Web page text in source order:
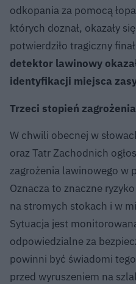
odkopania za pomocą
których doznał, okazały
potwierdziło tragiczny
detektor lawinowy
identyfikacji miejsca
Trzeci stopień
W chwili obecnej w
oraz Tatr Zachodnich
zagrożenia lawinowego w
Oznacza to znaczne
na stromych stokach i w
Sytuacja jest
odpowiedzialne za
powinni być świadomi
przed wyruszeniem na